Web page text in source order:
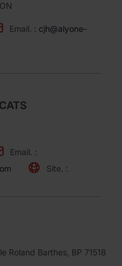
Email. : cjh@alyone-
Email. :
Site. :
Roland Barthes, BP 71518